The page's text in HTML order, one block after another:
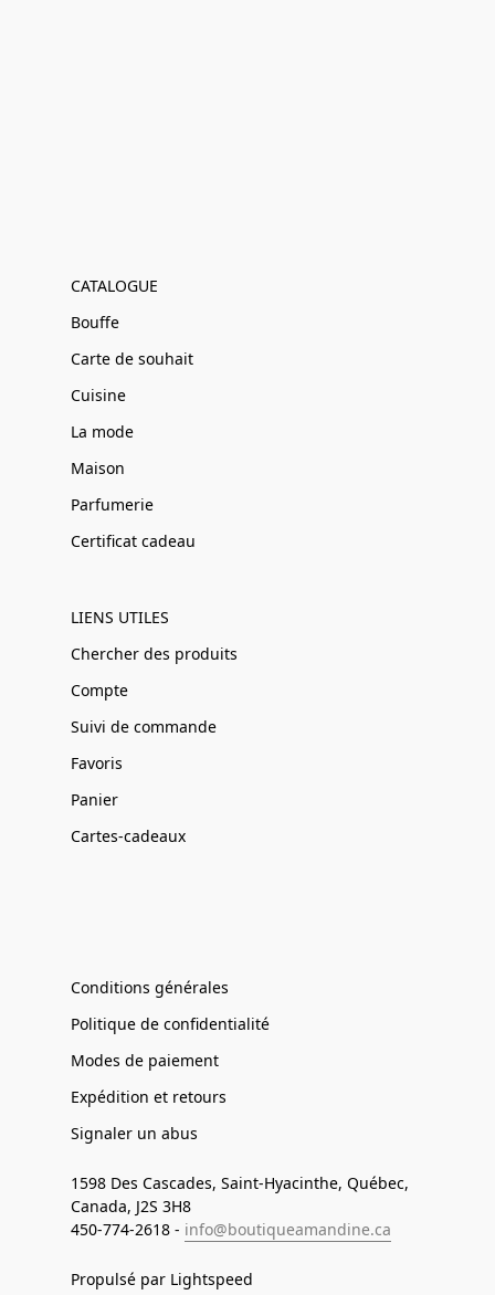
CATALOGUE
Bouffe
Carte de souhait
Cuisine
La mode
Maison
Parfumerie
Certificat cadeau
LIENS UTILES
Chercher des produits
Compte
Suivi de commande
Favoris
Panier
Cartes-cadeaux
Conditions générales
Politique de confidentialité
Modes de paiement
Expédition et retours
Signaler un abus
1598 Des Cascades, Saint-Hyacinthe, Québec,
Canada, J2S 3H8
450-774-2618 - info@boutiqueamandine.ca
Propulsé par Lightspeed